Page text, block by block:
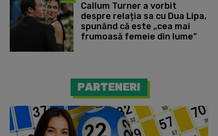
Callum Turner a vorbit
despre relația sa cu Dua Lipa,
spunând că este „cea mai
frumoasă femeie din lume”
PARTENERI